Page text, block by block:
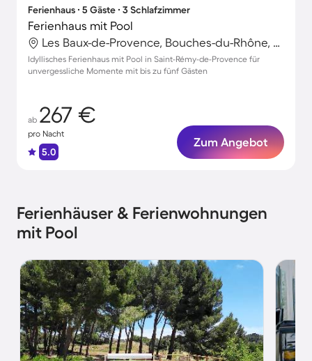
Ferienhaus ∙ 5 Gäste ∙ 3 Schlafzimmer
Ferienhaus mit Pool
Les Baux-de-Provence, Bouches-du-Rhône, Frankreich
Idyllisches Ferienhaus mit Pool in Saint-Rémy-de-Provence für
unvergessliche Momente mit bis zu fünf Gästen
ab 267 €
pro Nacht
5.0
Zum Angebot
Ferienhäuser & Ferienwohnungen
mit Pool